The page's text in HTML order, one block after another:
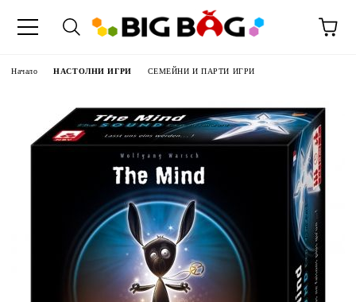
Начало НАСТОЛНИ ИГРИ СЕМЕЙНИ И ПАРТИ ИГРИ